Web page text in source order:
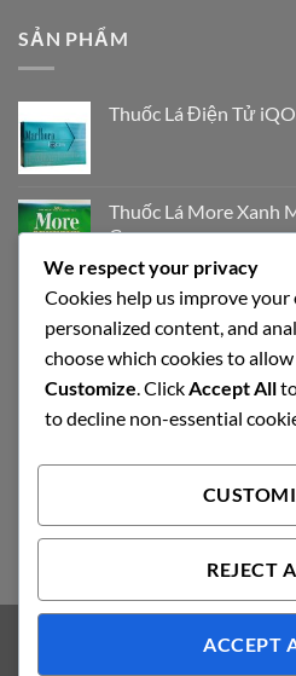
SẢN PHẨM
Thuốc Lá Điện Tử
Thuốc Lá More Xanh
Cao
700.000₫
Thuốc Lá Milano
320.000₫
Esse Himalaya Thuốc
Chapman Apple Chính
450.000₫
PayPal
We respect your privacy
Cookies help us improve your
personalized content, and
choose which cookies to
Customize. ClickAccept All
to decline non-essential
REJECT
ACCEPT